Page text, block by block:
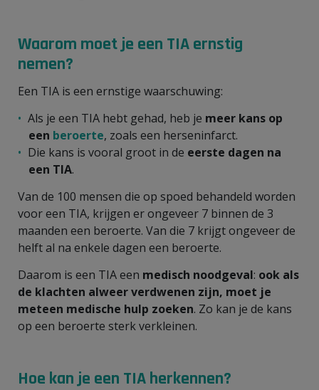
Waarom moet je een TIA ernstig
nemen?
Een TIA is een ernstige waarschuwing:
Als je een TIA hebt gehad, heb je meer kans op
een beroerte, zoals een herseninfarct.
Die kans is vooral groot in de eerste dagen na
een TIA.
Van de 100 mensen die op spoed behandeld worden
voor een TIA, krijgen er ongeveer 7 binnen de 3
maanden een beroerte. Van die 7 krijgt ongeveer de
helft al na enkele dagen een beroerte.
Daarom is een TIA een medisch noodgeval: ook als
de klachten alweer verdwenen zijn, moet je
meteen medische hulp zoeken. Zo kan je de kans
op een beroerte sterk verkleinen.
Hoe kan je een TIA herkennen?